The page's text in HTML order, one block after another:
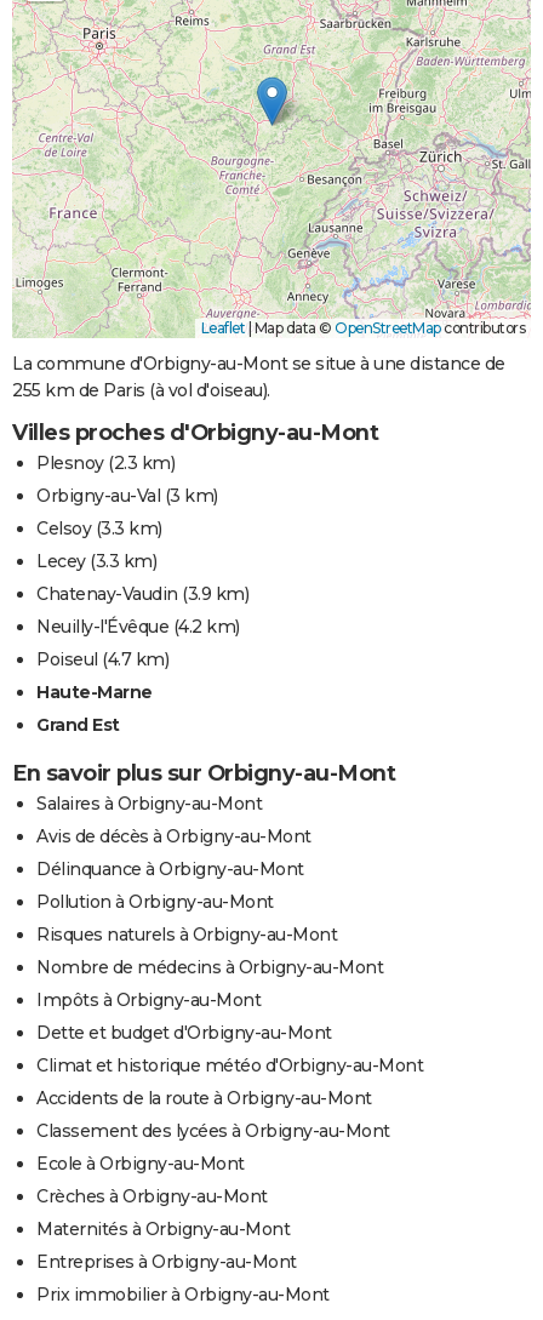
Leaflet |Map data © OpenStreetMapcontributors
La commune d'Orbigny-au-Mont se situe à une distance de
255 km de Paris (à vol d'oiseau).
Villes proches d'Orbigny-au-Mont
Plesnoy(2.3 km)
Orbigny-au-Val (3 km)
Celsoy(3.3 km)
Lecey(3.3 km)
Chatenay-Vaudin (3.9 km)
Neuilly-l'Évêque (4.2 km)
Poiseul (4.7 km)
Haute-Marne
Grand Est
En savoir plus sur Orbigny-au-Mont
Salaires à Orbigny-au-Mont
Avis de décès à Orbigny-au-Mont
Délinquance à Orbigny-au-Mont
Pollution à Orbigny-au-Mont
Risques naturels à Orbigny-au-Mont
Nombre de médecins à Orbigny-au-Mont
Impôts à Orbigny-au-Mont
Dette et budget d'Orbigny-au-Mont
Climat et historique météo d'Orbigny-au-Mont
Accidents de la route à Orbigny-au-Mont
Classement des lycées à Orbigny-au-Mont
Ecole à Orbigny-au-Mont
Crèches à Orbigny-au-Mont
Maternités à Orbigny-au-Mont
Entreprises à Orbigny-au-Mont
Prix immobilier à Orbigny-au-Mont